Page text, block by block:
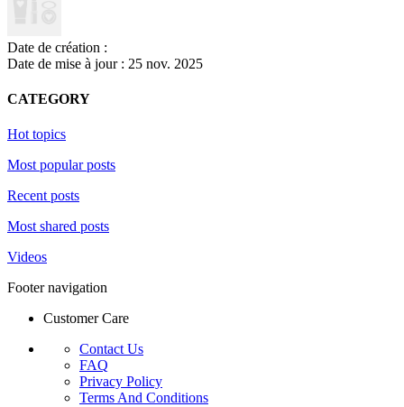
Date de création :
Date de mise à jour : 25 nov. 2025
CATEGORY
Hot topics
Most popular posts
Recent posts
Most shared posts
Videos
Footer navigation
Customer Care
Contact Us
FAQ
Privacy Policy
Terms And Conditions